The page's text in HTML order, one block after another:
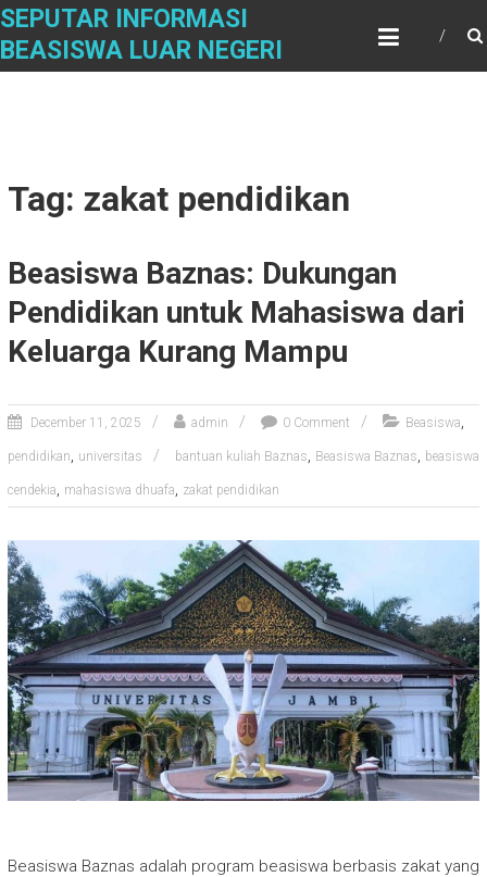
Skip
content
SEPUTAR INFORMASI
BEASISWA LUAR NEGERI
Tag: zakat pendidikan
Beasiswa Baznas: Dukungan
Pendidikan untuk Mahasiswa dari
Keluarga Kurang Mampu
December 11, 2025 admin 0 Comment Beasiswa,
pendidikan, universitas bantuan kuliah Baznas, Beasiswa Baznas, beasiswa
cendekia, mahasiswa dhuafa, zakat pendidikan
Beasiswa Baznas adalah program beasiswa berbasis zakat yang